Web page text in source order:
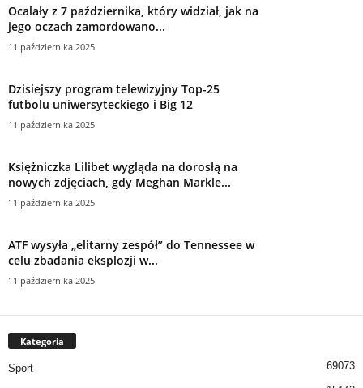
Ocalały z 7 października, który widział, jak na
jego oczach zamordowano...
11 października 2025
Dzisiejszy program telewizyjny Top-25
futbolu uniwersyteckiego i Big 12
11 października 2025
Księżniczka Lilibet wygląda na dorosłą na
nowych zdjęciach, gdy Meghan Markle...
11 października 2025
ATF wysyła „elitarny zespół” do Tennessee w
celu zbadania eksplozji w...
11 października 2025
Kategoria
Sport 69073